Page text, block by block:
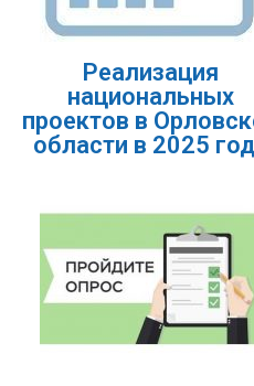
Реализация
национальных
проектов в
области в 2025